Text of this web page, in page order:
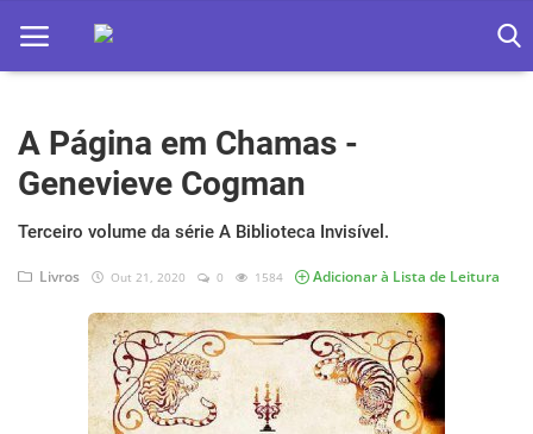
Home
Apps
Ebooks
A Página em Chamas -
Genevieve Cogman
Terceiro volume da série A Biblioteca Invisível.
Livros Out 21, 2020 0 1584 Adicionar à Lista de Leitura